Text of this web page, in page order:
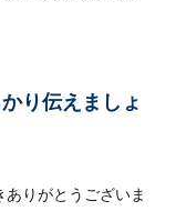
ー
男性ゲストの場
り伝えましょ
りがとうございま